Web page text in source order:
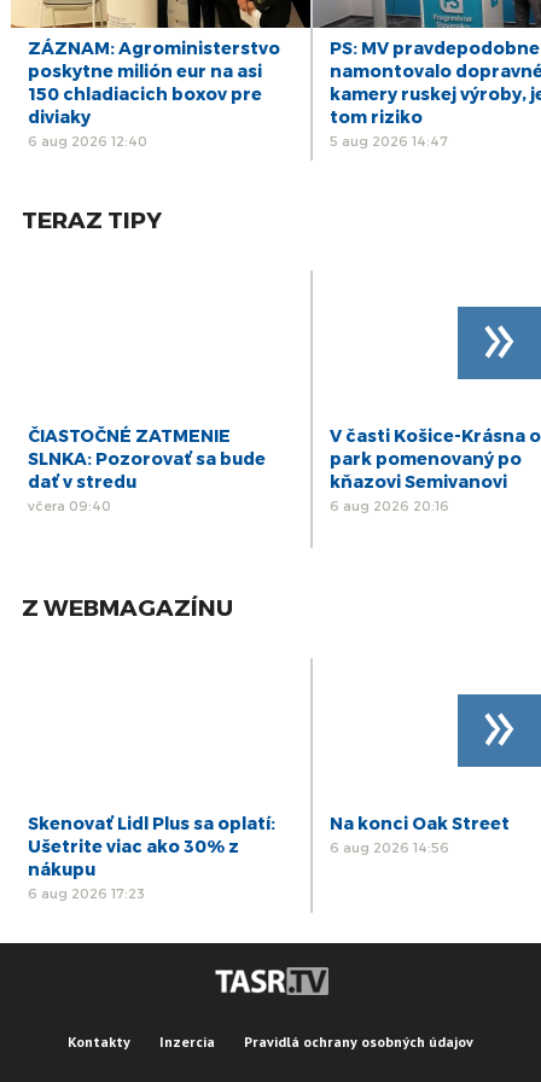
29
okt
ZÁZNAM: Brífing Matúša Valla po uzatvorení
volebných miestností
29
okt
ZÁZNAM: Prezidentka povzbudila ľudí na
účasť, vyzdvihla význam samospráv
ZÁZNAM: Agroministerstvo
poskytne milión eur na asi
150 chladiacich boxov pre
diviaky
6 aug 2026 12:40
PS: MV pravdepodobne
namontovalo
kamery ruskej výroby,
tom riziko
5 aug 2026 14:47
TERAZ TIPY
ČIASTOČNÉ ZATMENIE
SLNKA: Pozorovať sa bude
dať v stredu
včera 09:40
V časti Košice-Krásna
park pomenovaný po
kňazovi Semivanovi
6 aug 2026 20:16
»
Z WEBMAGAZÍNU
Skenovať Lidl Plus sa oplatí:
Ušetrite viac ako 30% z
nákupu
6 aug 2026 17:23
Na konci Oak Street
6 aug 2026 14:56
»
Kontakty Inzercia Pravidlá ochrany osobných údajov